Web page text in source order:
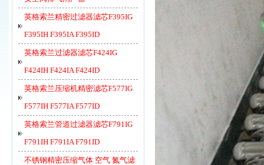
英格索兰精密过滤器滤芯F395IG
F395IH F395IA F395ID
英格索兰过滤器滤芯F424IG
F424IH F424IA F424ID
英格索兰压缩机精密滤芯F577IG
F577IH F577IA F577ID
英格索兰管道过滤器滤芯F791IG
F791IH F791IA F791ID
不锈钢精密压缩气体 空气 氮气滤